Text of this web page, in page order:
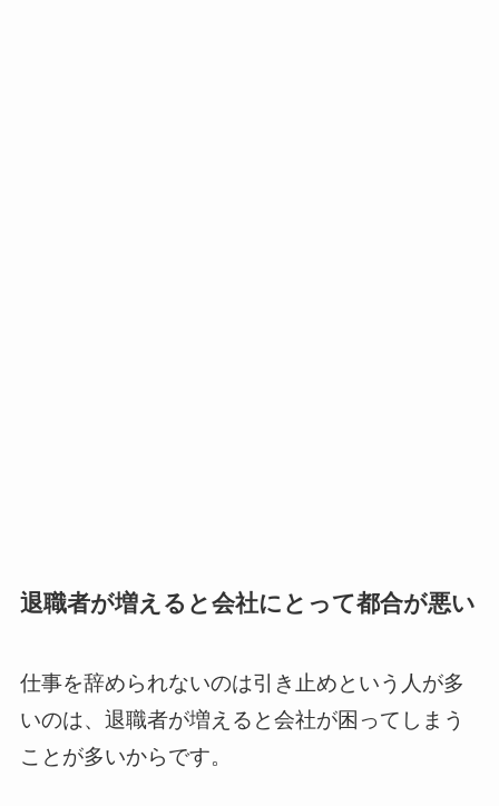
退職者が増えると会社にとって都合が悪い
仕事を辞められないのは引き止めという人が多
いのは、退職者が増えると会社が困ってしまう
ことが多いからです。